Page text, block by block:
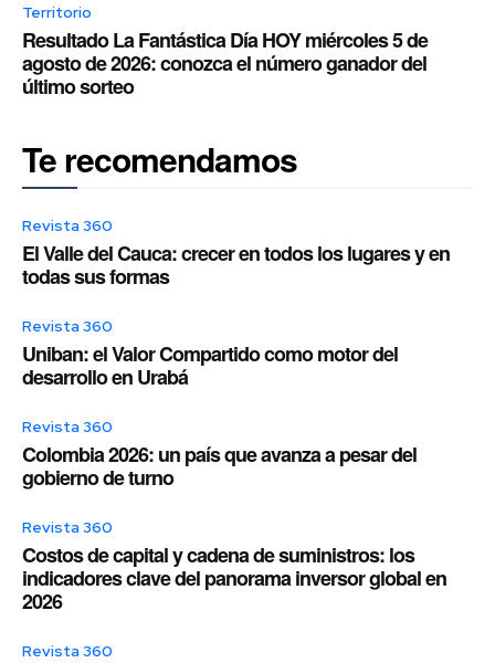
Territorio
Resultado La Fantástica Día HOY miércoles 5 de
agosto de 2026: conozca el número ganador del
último sorteo
Te recomendamos
Revista 360
El Valle del Cauca: crecer en todos los lugares y en
todas sus formas
Revista 360
Uniban: el Valor Compartido como motor del
desarrollo en Urabá
Revista 360
Colombia 2026: un país que avanza a pesar del
gobierno de turno
Revista 360
Costos de capital y cadena de suministros: los
indicadores clave del panorama inversor global en
2026
Revista 360